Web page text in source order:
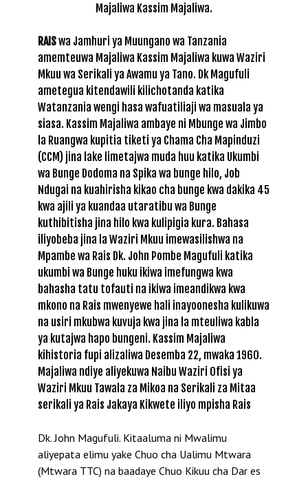
Majaliwa Kassim Majaliwa.
RAISwa Jamhuri ya Muungano wa Tanzania
amemteuwa Majaliwa Kassim Majaliwa kuwa Waziri
Mkuu wa Serikali ya Awamu ya Tano. Dk Magufuli
ametegua kitendawili kilichotanda katika
Watanzania wengi hasa wafuatiliaji wa masuala ya
siasa. Kassim Majaliwa ambaye ni Mbunge wa Jimbo
la Ruangwa kupitia tiketi ya Chama Cha Mapinduzi
(CCM) jina lake limetajwa muda huu katika Ukumbi
wa Bunge Dodoma na Spika wa bunge hilo, Job
Ndugai na kuahirisha kikao cha bunge kwa dakika 45
kwa ajili ya kuandaa utaratibu wa Bunge
kuthibitisha jina hilo kwa kulipigia kura. Bahasa
iliyobeba jina la Waziri Mkuu imewasilishwa na
Mpambe wa Rais Dk. John Pombe Magufuli katika
ukumbi wa Bunge huku ikiwa imefungwa kwa
bahasha tatu tofauti na ikiwa imeandikwa kwa
mkono na Rais mwenyewe hali inayoonesha kulikuwa
na usiri mkubwa kuvuja kwa jina la mteuliwa kabla
ya kutajwa hapo bungeni. Kassim Majaliwa
kihistoria fupi alizaliwa Desemba 22, mwaka 1960.
Majaliwa ndiye aliyekuwa Naibu Waziri Ofisi ya
Waziri Mkuu Tawala za Mikoa na Serikali za Mitaa
serikali ya Rais Jakaya Kikwete iliyo mpisha Rais
Dk. John Magufuli. Kitaaluma ni Mwalimu
aliyepata elimu yake Chuo cha Ualimu Mtwara
(Mtwara TTC) na baadaye Chuo Kikuu cha Dar es